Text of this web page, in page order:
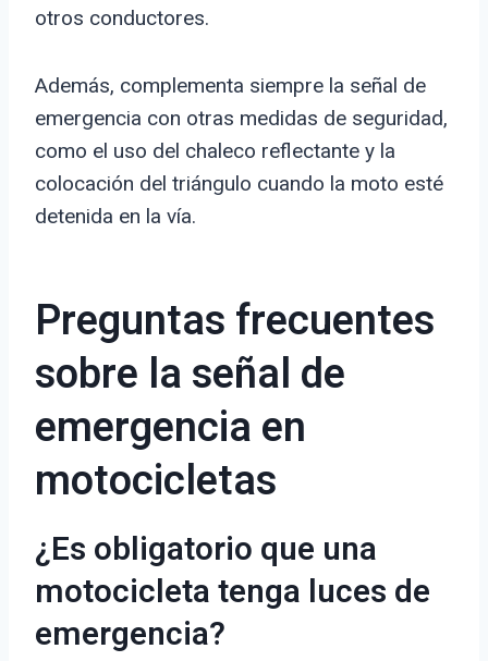
otros conductores.
Además, complementa siempre la señal de
emergencia con otras medidas de seguridad,
como el uso del chaleco reflectante y la
colocación del triángulo cuando la moto esté
detenida en la vía.
Preguntas frecuentes
sobre la señal de
emergencia en
motocicletas
¿Es obligatorio que una
motocicleta tenga luces de
emergencia?